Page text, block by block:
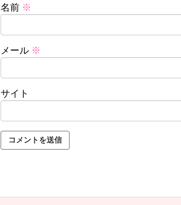
名前 ※
メール ※
サイト